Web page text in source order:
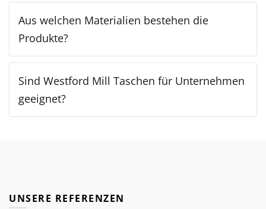
Aus welchen Materialien bestehen die
Produkte?
Sind Westford Mill Taschen für Unternehmen
geeignet?
UNSERE REFERENZEN